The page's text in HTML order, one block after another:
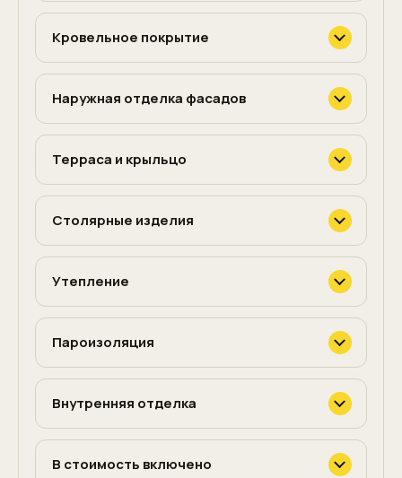
Кровельное покрытие
Наружная отделка фасадов
Терраса и крыльцо
Столярные изделия
Утепление
Пароизоляция
Внутренняя отделка
В стоимость включено